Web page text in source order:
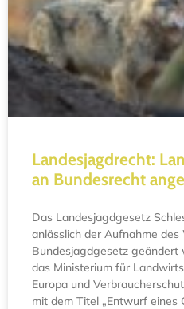
Landesjagdrecht:
an Bundesrecht
Das Landesjagdgesetz
anlässlich der Aufnahme des
Bundesjagdgesetz geändert
das Ministerium für
Europa und
mit dem Titel „Entwurf eines